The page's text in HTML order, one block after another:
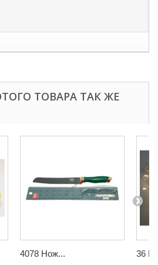
ТОВАРА ТАК ЖЕ
4078 Нож... 36